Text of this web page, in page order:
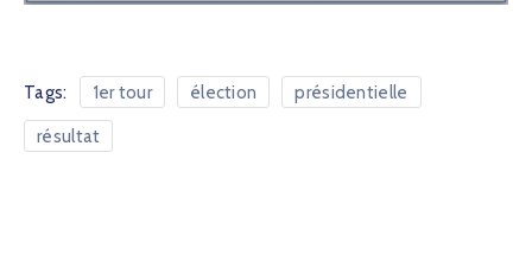
Tags: 1er tour élection présidentielle
résultat